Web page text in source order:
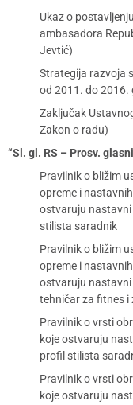
Ukaz o
ambasadora
Jevtić)
Strategija razvoja
od 2011. do 2016.
Zaključak
Zakon o radu)
“Sl. gl. RS – Prosv.
Pravilnik o bližim
opreme i
ostvaruju nastavni
stilista saradnik
Pravilnik o bližim
opreme i
ostvaruju nastavni
tehničar za fitnes i
Pravilnik o vrsti
koje ostvaruju
profil stilista
Pravilnik o vrsti
koje ostvaruju